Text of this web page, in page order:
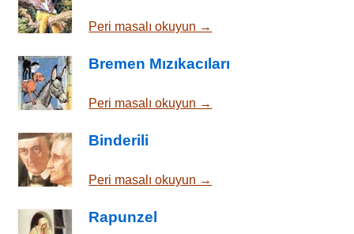
Peri masalı okuyun →
Bremen Mızıkacıları
Peri masalı okuyun →
Binderili
Peri masalı okuyun →
Rapunzel